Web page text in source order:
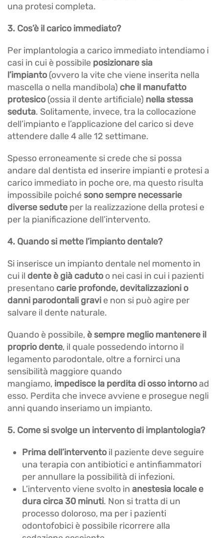
una protesi completa.
3. Cos’è il carico immediato?
Per implantologia a carico immediato intendiamo i
casi in cui è possibile posizionare sia
l’impianto (ovvero la vite che viene inserita nella
mascella o nella mandibola) che il manufatto
protesico (ossia il dente artificiale) nella stessa
seduta. Solitamente, invece, tra la collocazione
dell’impianto e l’applicazione del carico si deve
attendere dalle 4 alle 12 settimane.
Spesso erroneamente si crede che si possa
andare dal dentista ed inserire impianti e protesi a
carico immediato in poche ore, ma questo risulta
impossibile poichésono sempre necessarie
diverse sedute per la realizzazione della protesi e
per la pianificazione dell’intervento.
4. Quando si mette l’impianto dentale?
Si inserisce un impianto dentale nel momento in
cui il dente è già caduto o nei casi in cui i pazienti
presentano carie profonde, devitalizzazioni o
danni parodontali gravi e non si può agire per
salvare il dente naturale.
Quando è possibile, è sempre meglio mantenere il
proprio dente, il quale possedendo intorno il
legamento parodontale, oltre a fornirci una
sensibilità maggiore quando
mangiamo, impedisce la perdita di osso intornoad
esso. Perdita che invece avviene e prosegue negli
anni quando inseriamo un impianto.
5. Come si svolge un intervento di implantologia?
Prima dell’intervento il paziente deve seguire
una terapia con antibiotici e antinfiammatori
per annullare la possibilità di infezioni.
L’intervento viene svolto in anestesia locale e
dura circa 30 minuti. Non si tratta di un
processo doloroso, ma per i pazienti
odontofobici è possibile ricorrere alla